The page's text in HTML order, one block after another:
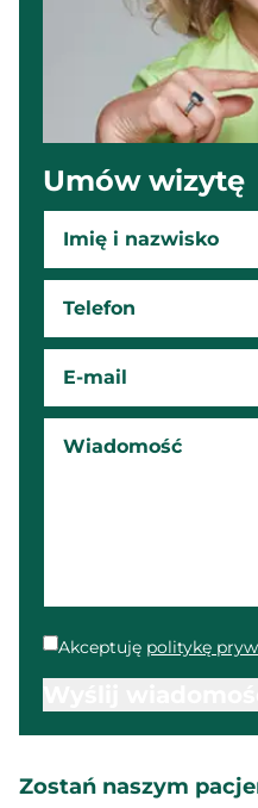
Umów wizytę
Akceptuję politykę
Zostań naszym